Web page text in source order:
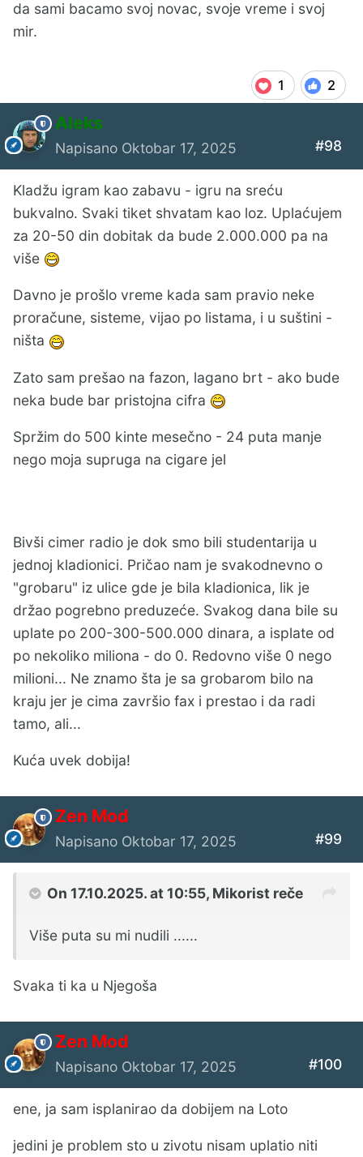
da sami bacamo svoj novac, svoje vreme i svoj
mir.
1 2
Aleks
Napisano Oktobar 17, 2025 #98
Kladžu igram kao zabavu - igru na sreću
bukvalno. Svaki tiket shvatam kao loz. Uplaćujem
za 20-50 din dobitak da bude 2.000.000 pa na
više
Davno je prošlo vreme kada sam pravio neke
proračune, sisteme, vijao po listama, i u suštini -
ništa
Zato sam prešao na fazon, lagano brt - ako bude
neka bude bar pristojna cifra
Spržim do 500 kinte mesečno - 24 puta manje
nego moja supruga na cigare jel
Bivši cimer radio je dok smo bili studentarija u
jednoj kladionici. Pričao nam je svakodnevno o
"grobaru" iz ulice gde je bila kladionica, lik je
držao pogrebno preduzeće. Svakog dana bile su
uplate po 200-300-500.000 dinara, a isplate od
po nekoliko miliona - do 0. Redovno više 0 nego
milioni... Ne znamo šta je sa grobarom bilo na
kraju jer je cima završio fax i prestao i da radi
tamo, ali...
Kuća uvek dobija!
Zen Mod
Napisano Oktobar 17, 2025 #99
On 17.10.2025. at 10:55, Mikorist reče
Više puta su mi nudili ......
Svaka ti ka u Njegoša
Zen Mod
Napisano Oktobar 17, 2025 #100
ene, ja sam isplanirao da dobijem na Loto
jedini je problem sto u zivotu nisam uplatio niti